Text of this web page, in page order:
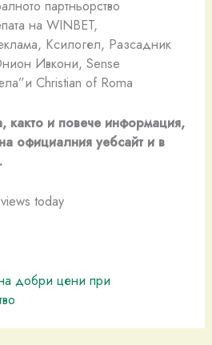
партньорство
на WINBET,
Ксилогел, Разсадник
Ивкони, Sense
Christian of Roma
както и повече информация,
официалния уебсайт и в
today
добри цени при